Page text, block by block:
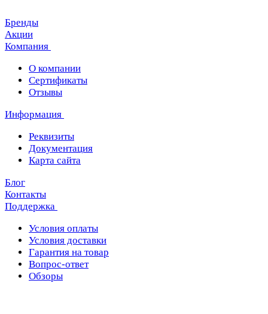
Бренды
Акции
Компания
О компании
Сертификаты
Отзывы
Информация
Реквизиты
Документация
Карта сайта
Блог
Контакты
Поддержка
Условия оплаты
Условия доставки
Гарантия на товар
Вопрос-ответ
Обзоры